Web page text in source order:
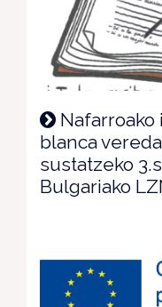
Nafarroako
blanca
sustatzeko
Bulgariako